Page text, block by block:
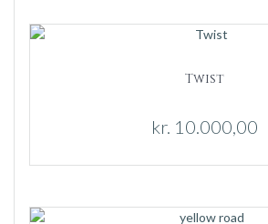
Twist
kr. 10.000,00